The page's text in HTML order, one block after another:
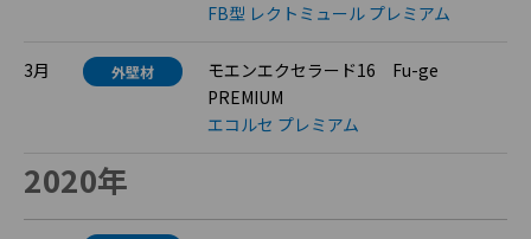
FB型 レクトミュール プレミアム
3月 外壁材
モエンエクセラード16 Fu-ge
PREMIUM
エコルセ プレミアム
2020年